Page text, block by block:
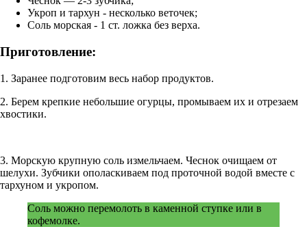
Укроп и тархун - несколько веточек;
Соль морская - 1 ст. ложка без верха.
Приготовление:
1. Заранее подготовим весь набор продуктов.
2. Берем крепкие небольшие огурцы, промываем их и отрезаем
хвостики.
3. Морскую крупную соль измельчаем. Чеснок очищаем от
шелухи. Зубчики ополаскиваем под проточной водой вместе с
тархуном и укропом.
Соль можно перемолоть в каменной ступке или в
кофемолке.